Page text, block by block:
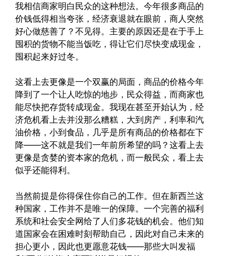
我相信商家明白民众的这种想法。今年很多商品的
价钱低得相当夸张，经济衰退就在眼前，商人突然
好心做慈善了？不见得。主要的原因还是在于手上
囤积的货物不能当饭吃，得让它们尽快变成现金，
囤积起来好过冬。
这看上去更像是一个双赢的局面，商品的价格今年
降到了一个让人吃惊的地步，民众得益，而商家也
能尽快把存货转成现金。我现在甚至开始认为，经
济危机看上去并没那么糟糕，大到房产，利率和汽
油价格，小到食品，几乎是所有商品的价格都在下
降——这不就是我们一年前所希望的吗？这看上去
更像是贪婪的资本家的危机，而一般民众，看上去
似乎还能得利。
当然前提是你得保住你自己的工作。但在新西兰这
种国家，工作并不是唯一的保障。一个完善的福利
系统和社会安全网给了人们多花钱的机会。他们知
道国家会在困难时刻帮助自己，因此对自己未来的
担心更小，因此也更愿意花钱——那些大叫发福